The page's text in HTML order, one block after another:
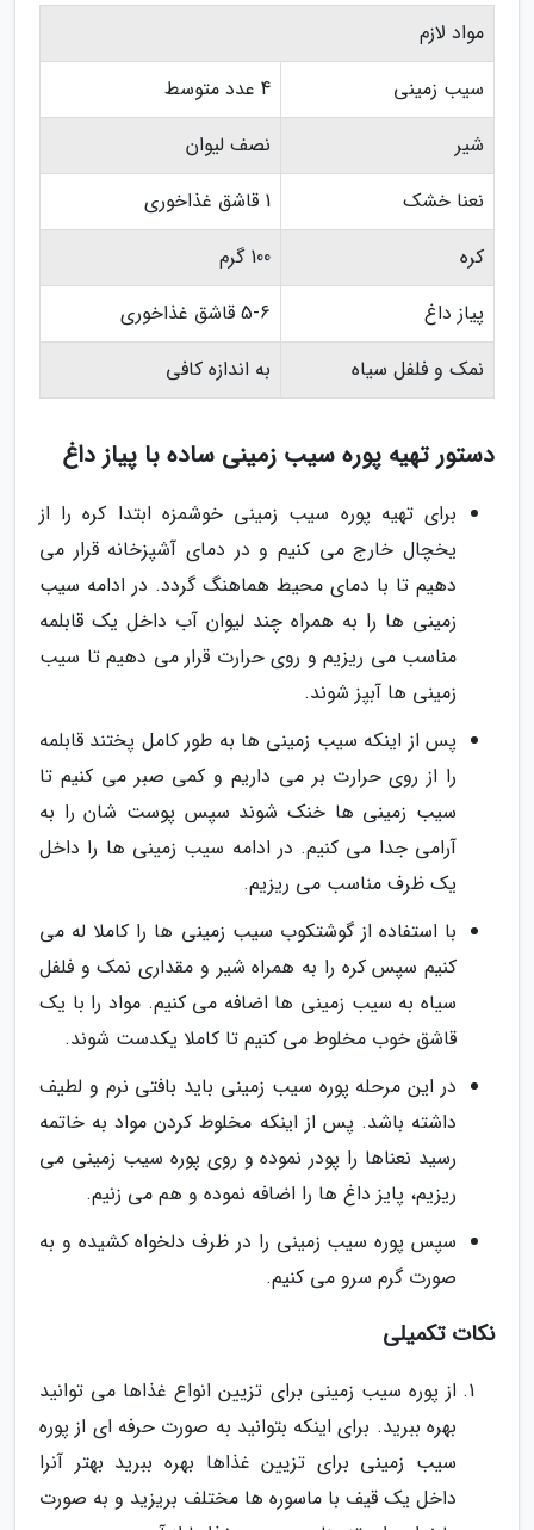
مواد لازم
سیب زمینی
4 عدد متوسط
شیر
نصف لیوان
نعنا خشک
1 قاشق غذاخوری
کره
100 گرم
پیاز داغ
5-6 قاشق غذاخوری
نمک و فلفل سیاه
به اندازه کافی
دستور تهیه پوره سیب زمینی ساده با پیاز داغ
برای تهیه پوره سیب زمینی خوشمزه ابتدا کره را از
یخچال خارج می کنیم و در دمای آشپزخانه قرار می
دهیم تا با دمای محیط هماهنگ گردد. در ادامه سیب
زمینی ها را به همراه چند لیوان آب داخل یک قابلمه
مناسب می ریزیم و روی حرارت قرار می دهیم تا سیب
زمینی ها آبپز شوند.
پس از اینکه سیب زمینی ها به طور کامل پختند قابلمه
را از روی حرارت بر می داریم و کمی صبر می کنیم تا
سیب زمینی ها خنک شوند سپس پوست شان را به
آرامی جدا می کنیم. در ادامه سیب زمینی ها را داخل
یک ظرف مناسب می ریزیم.
با استفاده از گوشتکوب سیب زمینی ها را کاملا له می
کنیم سپس کره را به همراه شیر و مقداری نمک و فلفل
سیاه به سیب زمینی ها اضافه می کنیم. مواد را با یک
قاشق خوب مخلوط می کنیم تا کاملا یکدست شوند.
در این مرحله پوره سیب زمینی باید بافتی نرم و لطیف
داشته باشد. پس از اینکه مخلوط کردن مواد به خاتمه
رسید نعناها را پودر نموده و روی پوره سیب زمینی می
ریزیم، پایز داغ ها را اضافه نموده و هم می زنیم.
سپس پوره سیب زمینی را در ظرف دلخواه کشیده و به
صورت گرم سرو می کنیم.
نکات تکمیلی
از پوره سیب زمینی برای تزیین انواع غذاها می توانید
بهره ببرید. برای اینکه بتوانید به صورت حرفه ای از پوره
سیب زمینی برای تزیین غذاها بهره ببرید بهتر آنرا
داخل یک قیف با ماسوره ها مختلف بریزید و به صورت